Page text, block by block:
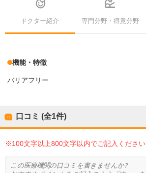
ドクター紹介 専門分野・得意分野
機能・特徴
バリアフリー
口コミ (全1件)
※100文字以上800文字以内でご記入ください